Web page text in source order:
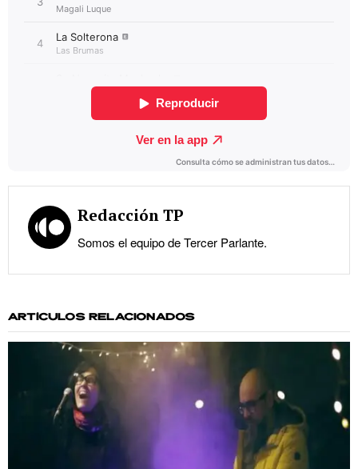
Redacción TP
Somos el equipo de Tercer Parlante.
ARTÍCULOS RELACIONADOS